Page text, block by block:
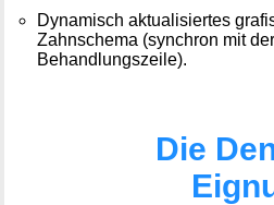
Dynamisch aktualisiertes
Zahnschema (synchron mit
Behandlungszeile).
Die